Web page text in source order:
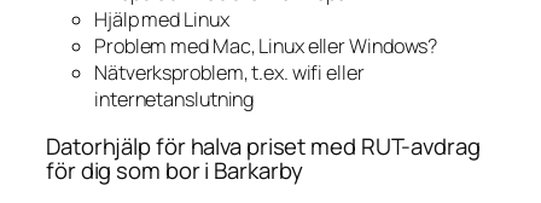
Hjälp med Linux
Problem med Mac, Linux eller Windows?
Nätverksproblem, t.ex. wifi eller
internetanslutning
Datorhjälp för halva priset med RUT-avdrag
för dig som bor i Barkarby